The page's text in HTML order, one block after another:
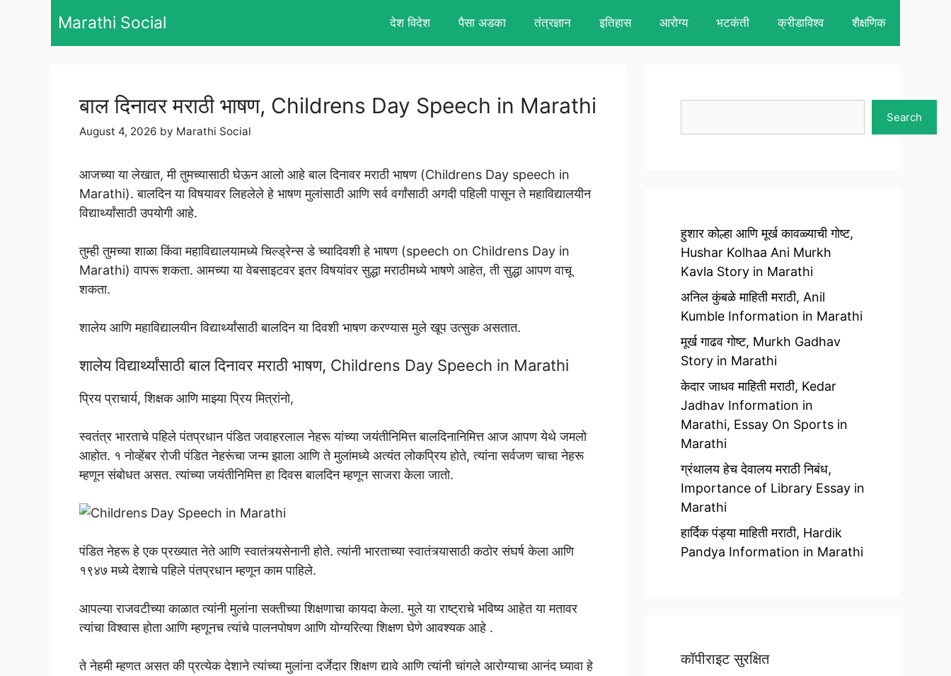
Marathi Social देश विदेश पैसा अडका तंत्रज्ञान इतिहास आरोग्य भटकंती क्रीडाविश्व शैक्षणिक
बाल दिनावर मराठी भाषण, Childrens Day Speech in Marathi
August 4, 2026 by Marathi Social
आजच्या या लेखात, मी तुमच्यासाठी घेऊन आलो आहे बाल दिनावर मराठी भाषण (Childrens Day speech in
Marathi). बालदिन या विषयावर लिहलेले हे भाषण मुलांसाठी आणि सर्व वर्गांसाठी अगदी पहिली पासून ते महाविद्यालयीन
विद्यार्थ्यांसाठी उपयोगी आहे.
तुम्ही तुमच्या शाळा किंवा महाविद्यालयामध्ये चिल्ड्रेन्स डे च्यादिवशी हे भाषण (speech on Childrens Day in
Marathi) वापरू शकता. आमच्या या वेबसाइटवर इतर विषयांवर सुद्धा मराठीमध्ये भाषणे आहेत, ती सुद्धा आपण वाचू
शकता.
शालेय आणि महाविद्यालयीन विद्यार्थ्यांसाठी बालदिन या दिवशी भाषण करण्यास मुले खूप उत्सुक असतात.
शालेय विद्यार्थ्यांसाठी बाल दिनावर मराठी भाषण, Childrens Day Speech in Marathi
प्रिय प्राचार्य, शिक्षक आणि माझ्या प्रिय मित्रांनो,
स्वतंत्र भारताचे पहिले पंतप्रधान पंडित जवाहरलाल नेहरू यांच्या जयंतीनिमित्त बालदिनानिमित्त आज आपण येथे जमलो
आहोत. १ नोव्हेंबर रोजी पंडित नेहरूंचा जन्म झाला आणि ते मुलांमध्ये अत्यंत लोकप्रिय होते, त्यांना सर्वजण चाचा नेहरू
म्हणून संबोधत असत. त्यांच्या जयंतीनिमित्त हा दिवस बालदिन म्हणून साजरा केला जातो.
पंडित नेहरू हे एक प्रख्यात नेते आणि स्वातंत्र्यसेनानी होते. त्यांनी भारताच्या स्वातंत्र्यासाठी कठोर संघर्ष केला आणि
१९४७ मध्ये देशाचे पहिले पंतप्रधान म्हणून काम पाहिले.
आपल्या राजवटीच्या काळात त्यांनी मुलांना सक्तीच्या शिक्षणाचा कायदा केला. मुले या राष्ट्राचे भविष्य आहेत या मतावर
त्यांचा विश्वास होता आणि म्हणूनच त्यांचे पालनपोषण आणि योग्यरित्या शिक्षण घेणे आवश्यक आहे .
ते नेहमी म्हणत असत की प्रत्येक देशाने त्यांच्या मुलांना दर्जेदार शिक्षण द्यावे आणि त्यांनी चांगले आरोग्याचा आनंद घ्यावा हे
Search
हुशार कोल्हा आणि मूर्ख कावळ्याची गोष्ट,
Hushar Kolhaa Ani Murkh
Kavla Story in Marathi
अनिल कुंबळे माहिती मराठी, Anil
Kumble Information in Marathi
मूर्ख गाढव गोष्ट, Murkh Gadhav
Story in Marathi
केदार जाधव माहिती मराठी, Kedar
Jadhav Information in
Marathi, Essay On Sports in
Marathi
ग्रंथालय हेच देवालय मराठी निबंध,
Importance of Library Essay in
Marathi
हार्दिक पंड्या माहिती मराठी, Hardik
Pandya Information in Marathi
कॉपीराइट सुरक्षित